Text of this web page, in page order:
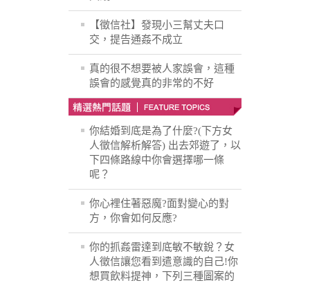
【徵信社】發現小三幫丈夫口
交，提告通姦不成立
真的很不想要被人家誤會，這種
誤會的感覺真的非常的不好
你結婚到底是為了什麼?(下方女
人徵信解析解答) 出去郊遊了，以
下四條路線中你會選擇哪一條
呢？
你心裡住著惡魔?面對變心的對
方，你會如何反應?
你的抓姦雷達到底敏不敏銳？女
人徵信讓您看到遣意識的自己!你
想買飲料提神，下列三種圖案的